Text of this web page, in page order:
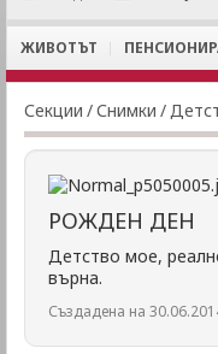
ЖИВОТЪТ
Секции /Снимки /
РОЖДЕН ДЕН
Детство мое,
върна.
Създадена на